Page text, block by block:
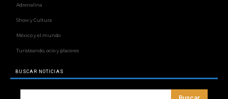
Adrenalina
Show y Cultura
México y el mundo
Turisteando, ocio y placeres
BUSCAR NOTICIAS